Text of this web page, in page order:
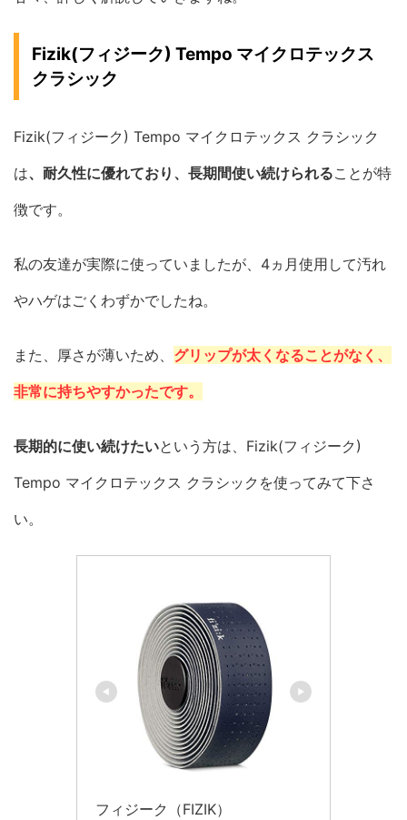
Fizik(フィジーク) Tempo マイクロテックス
クラシック
Fizik(フィジーク) Tempo マイクロテックス クラシック
は、耐久性に優れており、長期間使い続けられることが特
徴です。
私の友達が実際に使っていましたが、4ヵ月使用して汚れ
やハゲはごくわずかでしたね。
また、厚さが薄いため、 グリップが太くなることがなく、
非常に持ちやすかったです。
長期的に使い続けたいという方は、Fizik(フィジーク)
Tempo マイクロテックス クラシックを使ってみて下さ
い。
フィジーク（FIZIK）